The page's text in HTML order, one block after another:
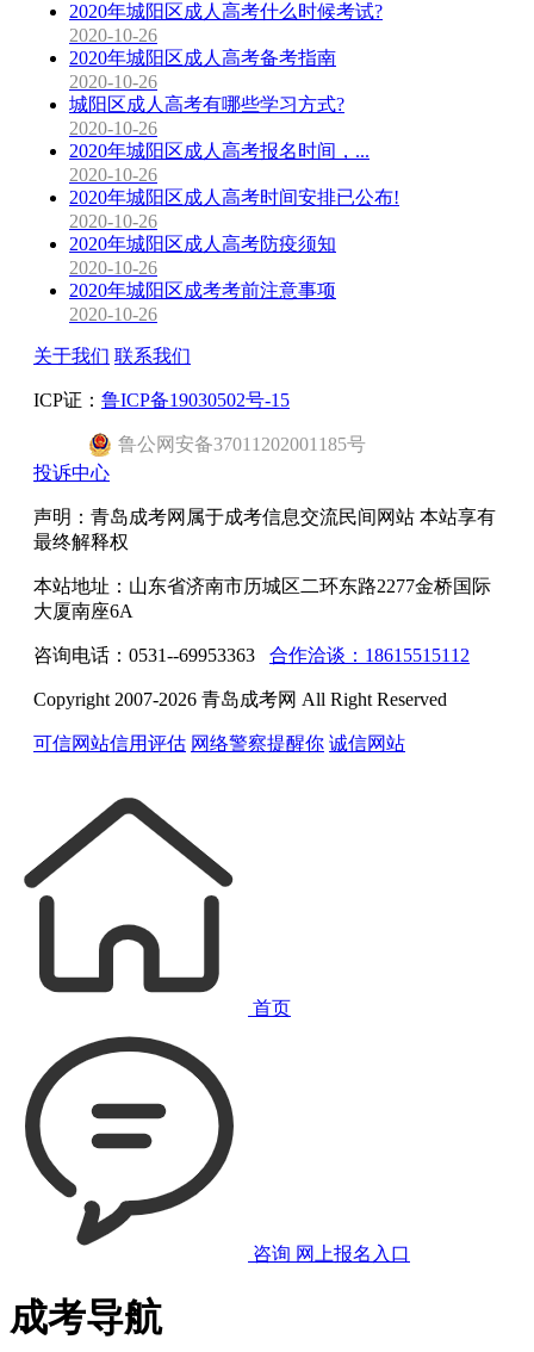
2020年城阳区成人高考什么时候考试?
2020-10-26
2020年城阳区成人高考备考指南
2020-10-26
城阳区成人高考有哪些学习方式?
2020-10-26
2020年城阳区成人高考报名时间，...
2020-10-26
2020年城阳区成人高考时间安排已公布!
2020-10-26
2020年城阳区成人高考防疫须知
2020-10-26
2020年城阳区成考考前注意事项
2020-10-26
关于我们 联系我们
ICP证： 鲁ICP备19030502号-15
鲁公网安备37011202001185号
投诉中心
声明：青岛成考网属于成考信息交流民间网站 本站享有
最终解释权
本站地址：山东省济南市历城区二环东路2277金桥国际
大厦南座6A
咨询电话：0531--69953363 合作洽谈：18615515112
Copyright 2007-2026 青岛成考网 All Right Reserved
可信网站信用评估 网络警察提醒你 诚信网站
首页
咨询 网上报名入口
成考导航